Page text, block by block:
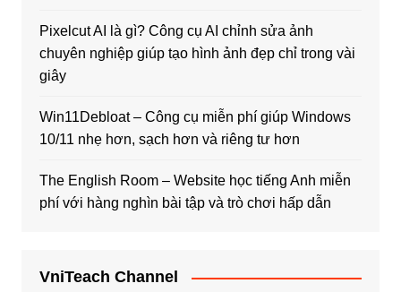
Pixelcut AI là gì? Công cụ AI chỉnh sửa ảnh
chuyên nghiệp giúp tạo hình ảnh đẹp chỉ trong vài
giây
Win11Debloat – Công cụ miễn phí giúp Windows
10/11 nhẹ hơn, sạch hơn và riêng tư hơn
The English Room – Website học tiếng Anh miễn
phí với hàng nghìn bài tập và trò chơi hấp dẫn
VniTeach Channel